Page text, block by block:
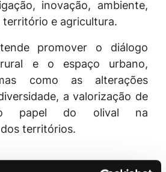
inovação, ambiente,
e agricultura.
promover o diálogo
e o espaço urbano,
como as alterações
a valorização de
papel do olival na
territórios.